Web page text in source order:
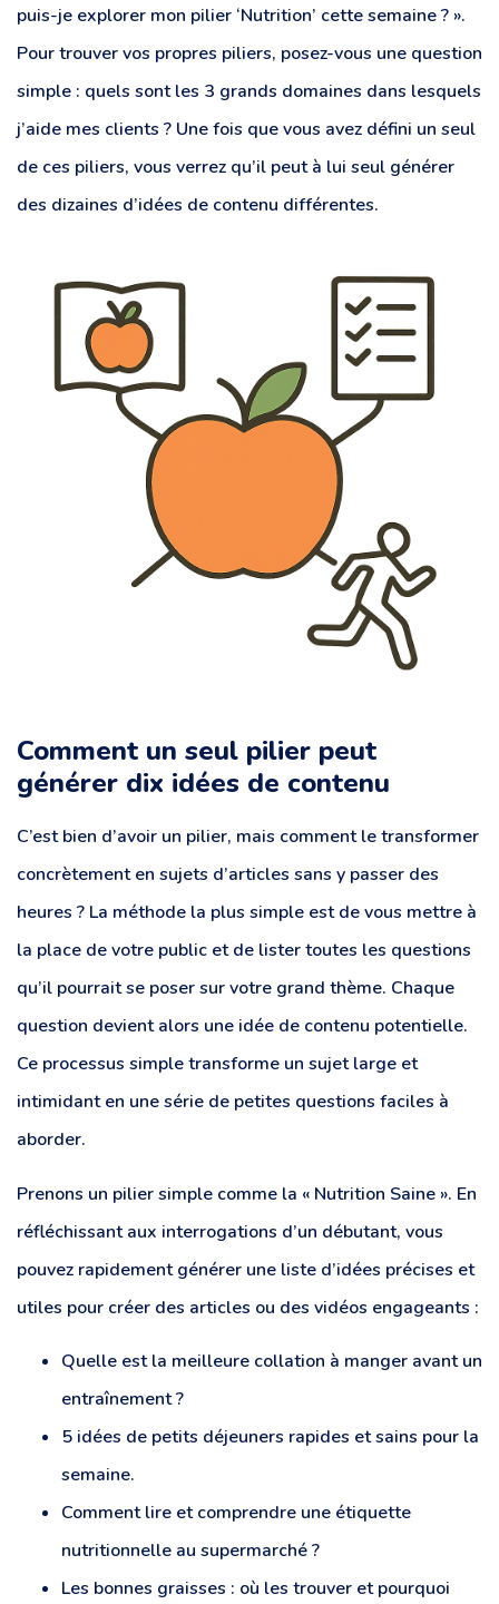
puis-je explorer mon pilier ‘Nutrition’ cette semaine ? ».
Pour trouver vos propres piliers, posez-vous une question
simple : quels sont les 3 grands domaines dans lesquels
j’aide mes clients ? Une fois que vous avez défini un seul
de ces piliers, vous verrez qu’il peut à lui seul générer
des dizaines d’idées de contenu différentes.
Comment un seul pilier peut
générer dix idées de contenu
C’est bien d’avoir un pilier, mais comment le transformer
concrètement en sujets d’articles sans y passer des
heures ? La méthode la plus simple est de vous mettre à
la place de votre public et de lister toutes les questions
qu’il pourrait se poser sur votre grand thème. Chaque
question devient alors une idée de contenu potentielle.
Ce processus simple transforme un sujet large et
intimidant en une série de petites questions faciles à
aborder.
Prenons un pilier simple comme la « Nutrition Saine ». En
réfléchissant aux interrogations d’un débutant, vous
pouvez rapidement générer une liste d’idées précises et
utiles pour créer des articles ou des vidéos engageants :
Quelle est la meilleure collation à manger avant un
entraînement ?
5 idées de petits déjeuners rapides et sains pour la
semaine.
Comment lire et comprendre une étiquette
nutritionnelle au supermarché ?
Les bonnes graisses : où les trouver et pourquoi